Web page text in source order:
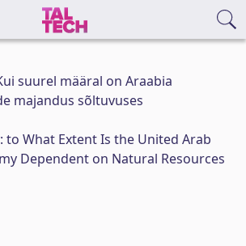
suurel määral on Araabia
majandus sõltuvuses
to What Extent Is the United Arab
Dependent on Natural Resources